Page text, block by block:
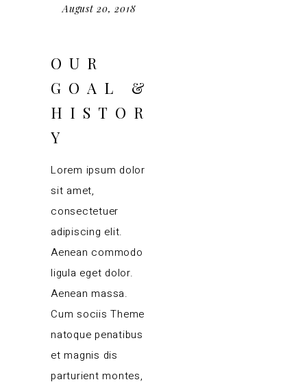
August 20, 2018
OUR
GOAL &
HISTOR
Y
Lorem ipsum dolor
sit amet,
consectetuer
adipiscing elit.
Aenean commodo
ligula eget dolor.
Aenean massa.
Cum sociis Theme
natoque penatibus
et magnis dis
parturient montes,